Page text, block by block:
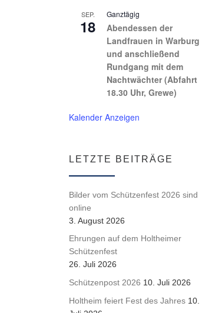
SEP.
18
Ganztägig
Abendessen der
Landfrauen in Warburg
und anschließend
Rundgang mit dem
Nachtwächter (Abfahrt
18.30 Uhr, Grewe)
Kalender Anzeigen
LETZTE BEITRÄGE
Bilder vom Schützenfest 2026 sind
online
3. August 2026
Ehrungen auf dem Holtheimer
Schützenfest
26. Juli 2026
Schützenpost 2026 10. Juli 2026
Holtheim feiert Fest des Jahres 10.